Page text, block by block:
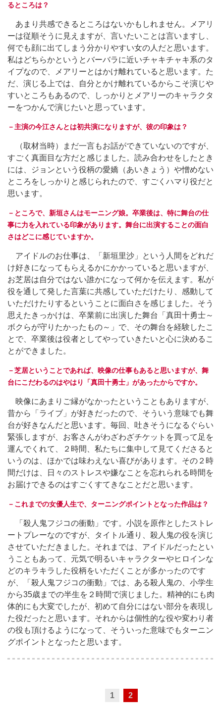
るところは？
あまり共感できるところはないかもしれません。メアリ
ーは従順そうに見えますが、言いたいことは言いますし、
何でも顔に出てしまう分かりやすい女の人だと思います。
私はどちらかというとバーバラに近いチャキチャキ系のタ
イプなので、メアリーとはかけ離れていると思います。た
だ、演じる上では、自分とかけ離れているからこそ演じや
すいところもあるので、しっかりとメアリーのキャラクタ
ーをつかんで演じたいと思っています。
－主演の今江さんとは初共演になりますが、彼の印象は？
（取材当時）まだ一言もお話ができていないのですが、
すごく真面目な方だと感じました。読み合わせをしたとき
には、ジョンという役柄の愛嬌（あいきょう）や憎めない
ところをしっかりと感じられたので、すごくハマり役だと
思います。
－ところで、新垣さんはモーニング娘。卒業後は、特に舞台の仕
事に力を入れている印象があります。舞台に出演することの面白
さはどこに感じていますか。
アイドルのお仕事は、「新垣里沙」という人間をどれだ
け好きになってもらえるかにかかっていると思いますが、
お芝居は自分ではない誰かになって何かを伝えます。私が
役を通して発した言葉に共感していただけたり、感動して
いただけたりするということに面白さを感じました。そう
思えたきっかけは、卒業前に出演した舞台「真田十勇士～
ボクらが守りたかったもの～」で、その舞台を経験したこ
とで、卒業後は役者としてやっていきたいと心に決めるこ
とができました。
－芝居ということであれば、映像の仕事もあると思いますが、舞
台にこだわるのはやはり「真田十勇士」があったからですか。
映像にあまりご縁がなかったということもありますが、
昔から「ライブ」が好きだったので、そういう意味でも舞
台が好きなんだと思います。毎回、吐きそうになるぐらい
緊張しますが、お客さんがわざわざチケットを買って足を
運んでくれて、２時間、私たちに集中して見てくださると
いうのは、ほかでは味わえない喜びがあります。その２時
間だけは、日々のストレスや嫌なことを忘れられる時間を
お届けできるのはすごくすてきなことだと思います。
－これまでの女優人生で、ターニングポイントとなった作品は？
「殺人鬼フジコの衝動」です。小説を原作としたストレ
ートプレーなのですが、タイトル通り、殺人鬼の役を演じ
させていただきました。それまでは、アイドルだったとい
うこともあって、元気で明るいキャラクターやヒロインな
どのキラキラした役柄をいただくことが多かったのです
が、「殺人鬼フジコの衝動」では、ある殺人鬼の、小学生
から35歳までの半生を２時間で演じました。精神的にも肉
体的にも大変でしたが、初めて自分にはない部分を表現し
た役だったと思います。それからは個性的な役や変わり者
の役も頂けるようになって、そういった意味でもターニン
グポイントとなったと思います。
1 2